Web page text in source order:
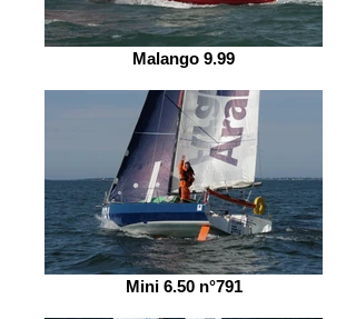
Malango 9.99
Mini 6.50 n°791